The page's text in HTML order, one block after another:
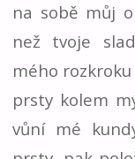
na sobě můj
než tvoje
mého
prsty kolem
vůní mé